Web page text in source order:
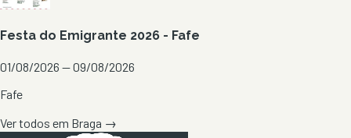
Festa do Emigrante 2026 - Fafe
01/08/2026 — 09/08/2026
Fafe
Ver todos em Braga →